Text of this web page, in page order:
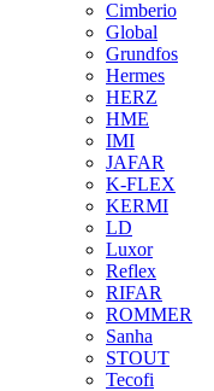
Cimberio
Global
Grundfos
Hermes
HERZ
HME
IMI
JAFAR
K-FLEX
KERMI
LD
Luxor
Reflex
RIFAR
ROMMER
Sanha
STOUT
Tecofi